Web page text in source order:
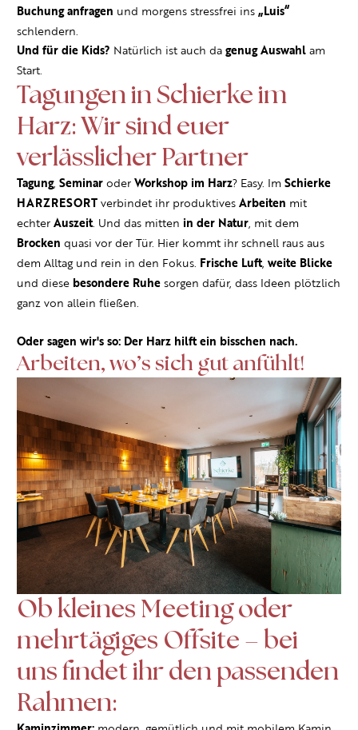
Buchung anfragen und morgens stressfrei ins „Luis“
schlendern.
Und für die Kids? Natürlich ist auch da genug Auswahl am
Start.
Tagungen in Schierke im
Harz: Wir sind euer
verlässlicher Partner
Tagung, Seminar oder Workshop im Harz? Easy. Im Schierke
HARZRESORT verbindet ihr produktives Arbeiten mit
echter Auszeit. Und das mitten in der Natur, mit dem
Brocken quasi vor der Tür. Hier kommt ihr schnell raus aus
dem Alltag und rein in den Fokus. Frische Luft, weite Blicke
und diese besondere Ruhe sorgen dafür, dass Ideen plötzlich
ganz von allein fließen.
Oder sagen wir's so: Der Harz hilft ein bisschen nach.
Arbeiten, wo’s sich gut anfühlt!
Ob kleines Meeting oder
mehrtägiges Offsite – bei
uns findet ihr den passenden
Rahmen: